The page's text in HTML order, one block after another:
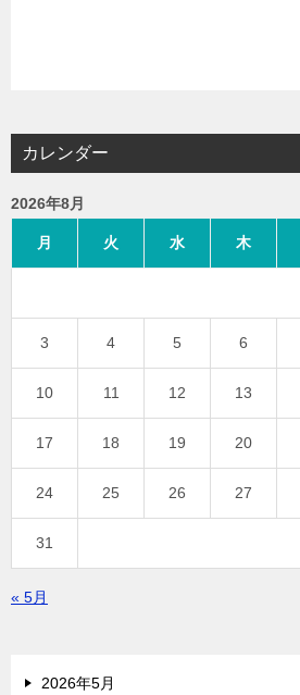
カレンダー
2026年8月
月 火 水 木
3 4 5 6
10 11 12 13
17 18 19 20
24 25 26 27
31
« 5月
2026年5月